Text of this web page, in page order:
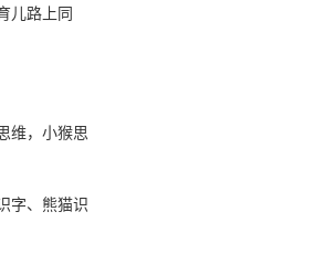
儿路上同
维，小猴思
字、熊猫识